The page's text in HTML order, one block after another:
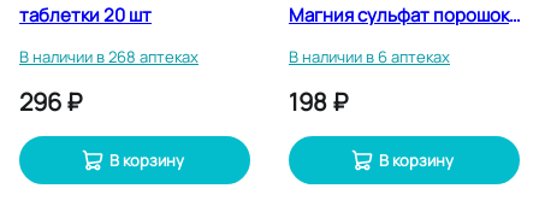
таблетки 20 шт
В наличии в 268 аптеках
296 ₽
В корзину
Магния сульфат порошок
В наличии в 6 аптеках
198 ₽
В корзину